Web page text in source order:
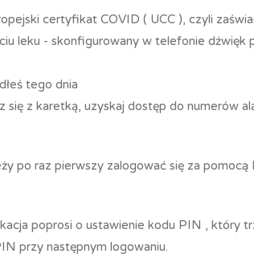
certyfikat COVID ( UCC), czyli
leku - skonfigurowany w telefonie dźwięk
tego dnia
się z karetką, uzyskaj dostęp do numerów
po raz pierwszy zalogować się za
poprosi o ustawienie kodu PIN , który
przy następnym logowaniu.